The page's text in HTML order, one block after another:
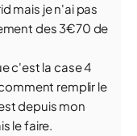
mais je n'ai pas
des 3€70 de
c'est la case 4
remplir le
depuis mon
le faire.